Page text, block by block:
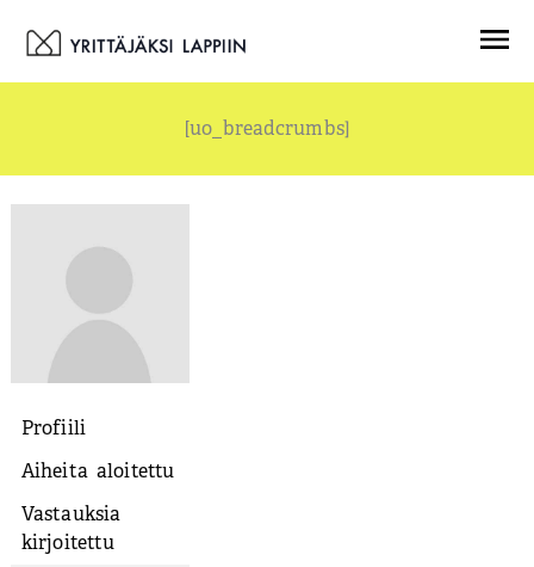
sisältöön
[uo_breadcrumbs]
Profiili
Aiheita aloitettu
Vastauksia
kirjoitettu